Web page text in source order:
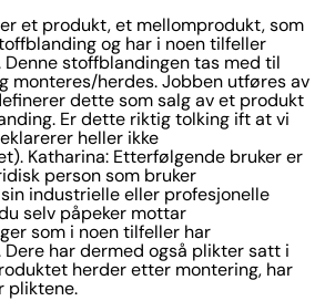
et produkt, et mellomprodukt, som
og har i noen tilfeller
Denne stoffblandingen tas med til
monteres/herdes. Jobben utføres av
dette som salg av et produkt
Er dette riktig tolking ift at vi
heller ikke
Katharina: Etterfølgende bruker er
person som bruker
industrielle eller profesjonelle
selv påpeker mottar
som i noen tilfeller har
Dere har dermed også plikter satt i
herder etter montering, har
pliktene.